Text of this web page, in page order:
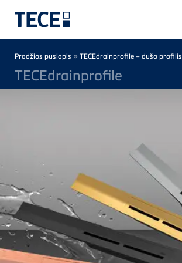
Breadcrumb
Pradžios puslapis » TECEdrainprofile – dušo profilis
TECEdrainprofile